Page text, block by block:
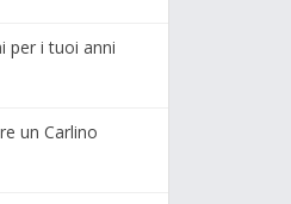
per i tuoi anni
un Carlino